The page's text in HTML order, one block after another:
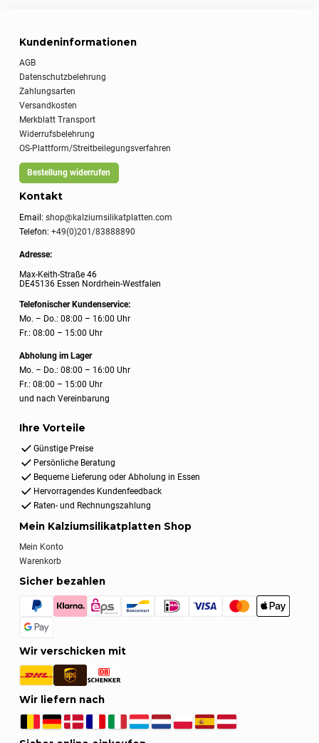
Kundeninformationen
AGB
Datenschutzbelehrung
Zahlungsarten
Versandkosten
Merkblatt Transport
Widerrufsbelehrung
OS-Plattform/Streitbeilegungsverfahren
Bestellung widerrufen
Kontakt
Email:shop@kalziumsilikatplatten.com
Telefon:+49(0)201/83888890
Adresse:
Max-Keith-Straße 46
DE45136 Essen Nordrhein-Westfalen
Telefonischer Kundenservice:
Mo. – Do.: 08:00 – 16:00 Uhr
Fr.: 08:00 – 15:00 Uhr
Abholung im Lager
Mo. – Do.: 08:00 – 16:00 Uhr
Fr.: 08:00 – 15:00 Uhr
und nach Vereinbarung
Ihre Vorteile
Günstige Preise
Persönliche Beratung
Bequeme Lieferung oder Abholung in Essen
Hervorragendes Kundenfeedback
Raten- und Rechnungszahlung
Mein Kalziumsilikatplatten Shop
Mein Konto
Warenkorb
Sicher bezahlen
Wir verschicken mit
Wir liefern nach